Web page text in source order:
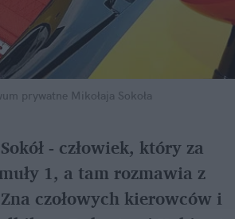
prywatne Mikołaja Sokoła
- człowiek, który za
1, a tam rozmawia z
czołowych kierowców i